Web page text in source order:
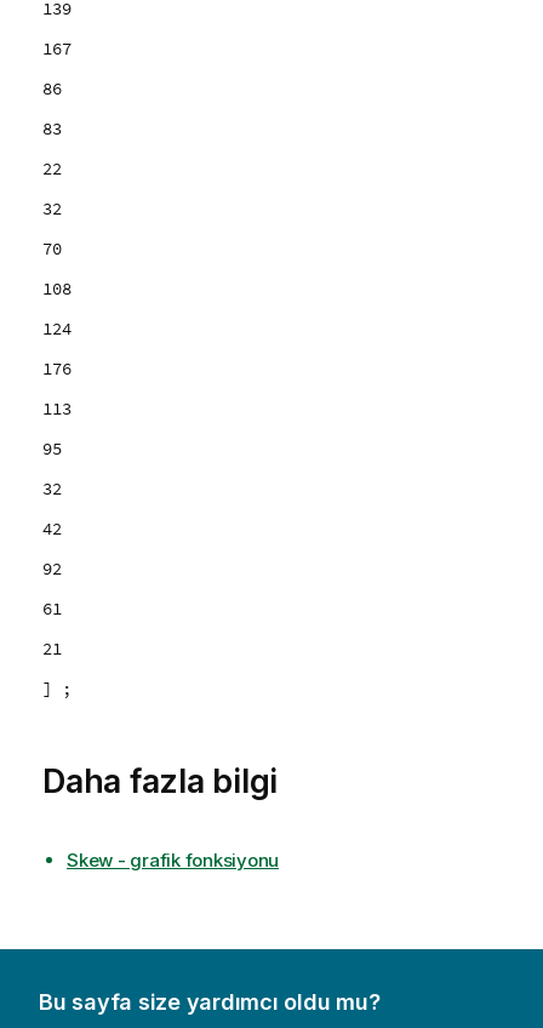
139
167
86
83
22
32
70
108
124
176
113
95
32
42
92
61
21
] ;
Daha fazla bilgi
Skew - grafik fonksiyonu
Bu sayfa size yardımcı oldu mu?